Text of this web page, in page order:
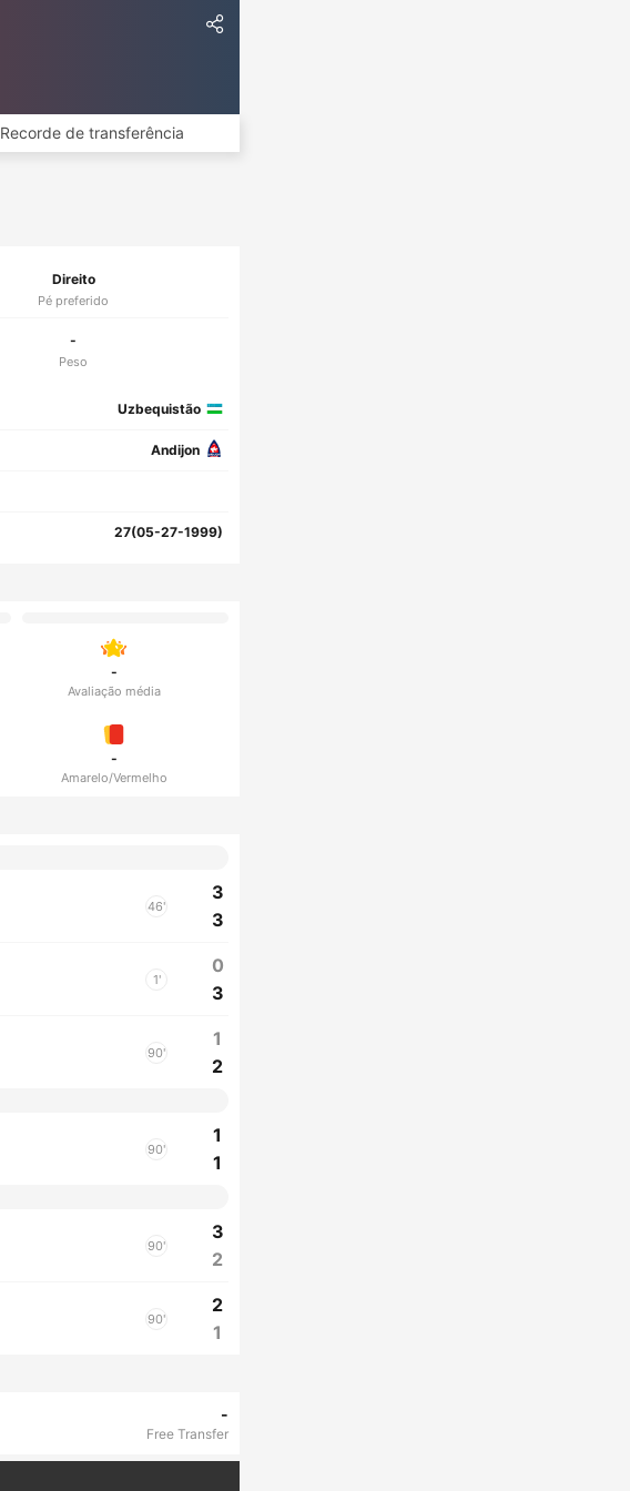
Recorde de transferência
Direito
Pé preferido
-
Peso
Uzbequistão
Andijon
27(05-27-1999)
-
Avaliação média
-
Amarelo/Vermelho
46'
3
3
1'
0
3
90'
1
2
90'
1
1
90'
3
2
90'
2
1
-
Free Transfer